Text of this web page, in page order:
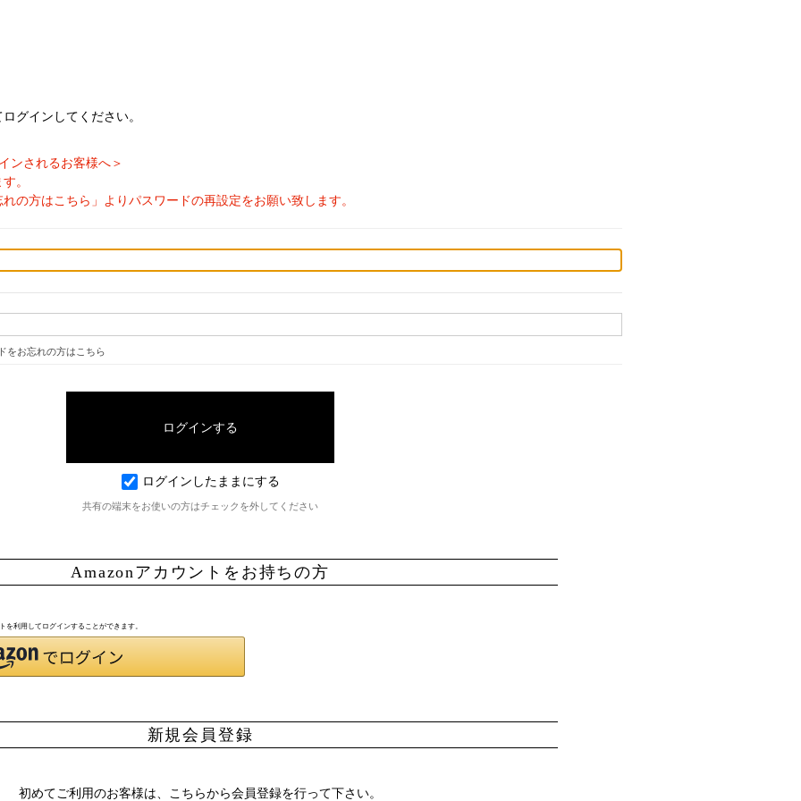
グインしてください。
ンされるお客様へ＞
。
の方はこちら」よりパスワードの再設定をお願い致します。
をお忘れの方はこちら
ログインしたままにする
共有の端末をお使いの方はチェックを外してください
Amazonアカウントをお持ちの方
を利用してログインすることができます。
新規会員登録
初めてご利用のお客様は、こちらから会員登録を行って下さい。